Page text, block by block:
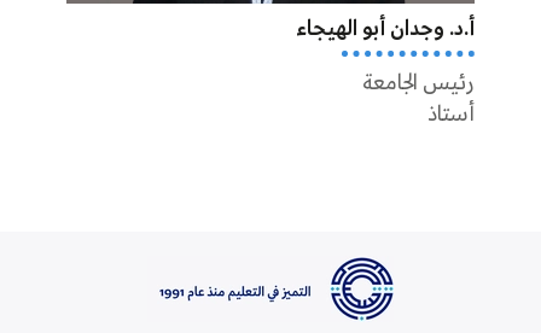
أ.د. وجدان أبو الهيجاء
رئيس الجامعة
أستاذ